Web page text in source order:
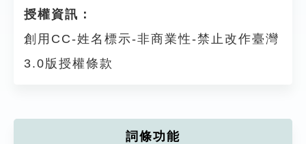
授權資訊：
創用CC-姓名標示-非商業性-禁止改作臺灣
3.0版授權條款
詞條功能